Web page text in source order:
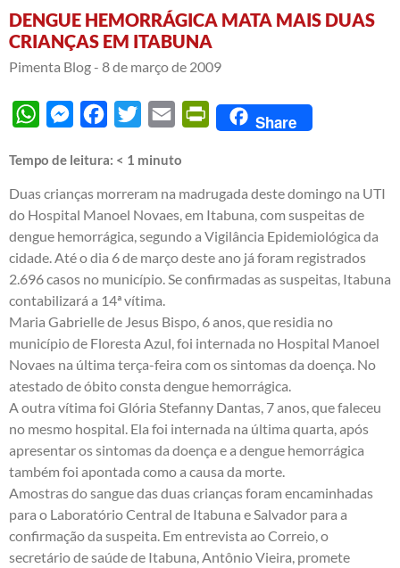
DENGUE HEMORRÁGICA MATA MAIS DUAS
CRIANÇAS EM ITABUNA
Pimenta Blog - 8 de março de 2009
WhatsAppMessengerFacebook
Twitter Email PrintFriendly
Share
Tempo de leitura: < 1 minuto
Duas crianças morreram na madrugada deste domingo na UTI
do Hospital Manoel Novaes, em Itabuna, com suspeitas de
dengue hemorrágica, segundo a Vigilância Epidemiológica da
cidade. Até o dia 6 de março deste ano já foram registrados
2.696 casos no município. Se confirmadas as suspeitas, Itabuna
contabilizará a 14ª vítima.
Maria Gabrielle de Jesus Bispo, 6 anos, que residia no
município de Floresta Azul, foi internada no Hospital Manoel
Novaes na última terça-feira com os sintomas da doença. No
atestado de óbito consta dengue hemorrágica.
A outra vítima foi Glória Stefanny Dantas, 7 anos, que faleceu
no mesmo hospital. Ela foi internada na última quarta, após
apresentar os sintomas da doença e a dengue hemorrágica
também foi apontada como a causa da morte.
Amostras do sangue das duas crianças foram encaminhadas
para o Laboratório Central de Itabuna e Salvador para a
confirmação da suspeita. Em entrevista aoCorreio, o
secretário de saúde de Itabuna, Antônio Vieira, promete